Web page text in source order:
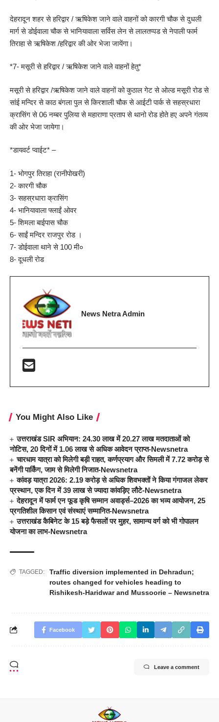
देहरादून शहर से हरिद्वार / ऋषिकेश जाने वाले वाहनों को कारगी चौक से दुधली
मार्ग से डोईवाला चौक से भानियावाला सर्विस लेन से लालतप्पड से नेपाली फार्म
तिराहा से ऋषिकेश /हरिद्वार की ओर भेजा जायेंगा।
*7- मसूरी से हरिद्वार / ऋषिकेश जाने वाले वाहनों हेतु*
मसूरी से हरिद्वार /ऋषिकेश जाने वाले वाहनों को कुठाल गेट से ओल्ड मसूरी रोड से
सांई मन्दिर से काठ बंगला पुल से किरशाली चौक से आईटी पार्क से सहस्रधारा
क्रासिंग से 06 नम्बर पुलिया से महाराणा प्रताप से थानो रोड होते हए अपने गंतव्य
की ओर भेजा जायेगा।
*डायवर्ट प्वाईट* –
1- भोगपुर तिराहा (रानीपोखरी)
2- कारगी चौक
3- सहस्रधारा क्रासिंग
4- भानियावाला फ्लाईं ओवर
5- शिमला बाईपास चौक
6- साईं मन्दिर राजपुर रोड ।
7- डोईवाला थाने से 100 मी०
8- दूधली रोड
News Netra Admin
You Might Also Like
उत्तराखंड SIR अभियान: 24.30 लाख में 20.27 लाख मतदाताओं को
नोटिस, 20 दिनों में 1.06 लाख से अधिक आवेदन प्राप्त-Newsnetra
चारधाम यात्रा को मिलेगी बड़ी राहत, कर्णप्रयाग और सिमली में 7.72 करोड़ से
बनेंगी पार्किंग, जाम से मिलेगी निजात-Newsnetra
कांवड़ यात्रा 2026: 2.19 करोड़ से अधिक शिवभक्तों ने किया गंगाजल लेकर
प्रस्थान, एक दिन में 39 लाख से ज्यादा कांवड़िए लौटे-Newsnetra
देहरादून में फार्म एन फूड कृषि सम्मान अवार्ड्स–2026 का भव्य आयोजन, 25
प्रगतिशील किसान एवं संस्थाएं सम्मानित-Newsnetra
उत्तराखंड कैबिनेट के 15 बड़े फैसलों पर मुहर, सामान्य वर्ग को भी गोपालन
योजना का लाभ-Newsnetra
TAGGED:
Traffic diversion implemented in Dehradun;
routes changed for vehicles heading to
Rishikesh-Haridwar and Mussoorie – Newsnetra
Facebook
Leave a comment